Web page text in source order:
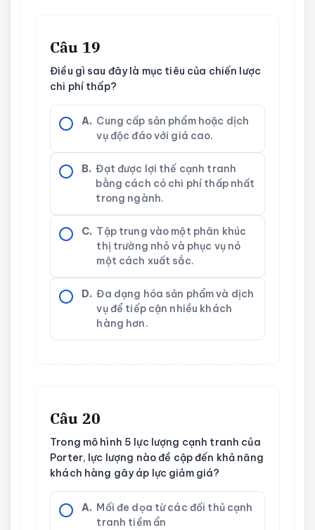
Câu 19
Điều gì sau đây là mục tiêu của chiến lược
chi phí thấp?
A. Cung cấp sản phẩm hoặc dịch
vụ độc đáo với giá cao.
B. Đạt được lợi thế cạnh tranh
bằng cách có chi phí thấp nhất
trong ngành.
C. Tập trung vào một phân khúc
thị trường nhỏ và phục vụ nó
một cách xuất sắc.
D. Đa dạng hóa sản phẩm và dịch
vụ để tiếp cận nhiều khách
hàng hơn.
Câu 20
Trong mô hình 5 lực lượng cạnh tranh của
Porter, lực lượng nào đề cập đến khả năng
khách hàng gây áp lực giảm giá?
A. Mối đe dọa từ các đối thủ cạnh
tranh tiềm ẩn